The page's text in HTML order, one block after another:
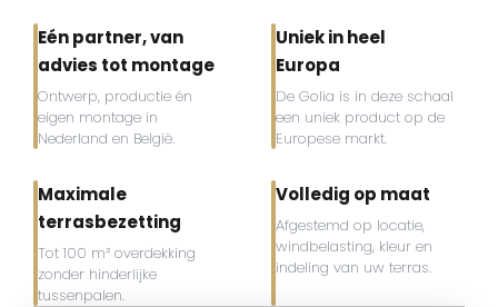
Eén partner, van
advies tot montage
Ontwerp, productie én
eigen montage in
Nederland en België.
Uniek in heel
Europa
De Golia is in deze schaal
een uniek product op de
Europese markt.
Maximale
terrasbezetting
Tot 100 m² overdekking
zonder hinderlijke
tussenpalen.
Volledig op maat
Afgestemd op locatie,
windbelasting, kleur en
indeling van uw terras.